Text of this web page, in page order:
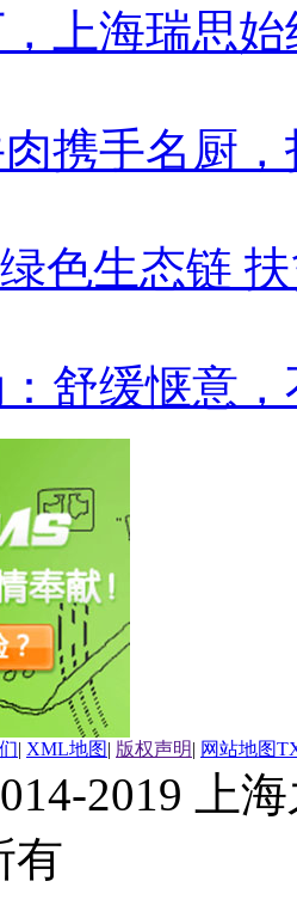
上海瑞思
携手名厨
色生态链
舒缓惬意
| XML地图| 版权声明| 网站地图
2019 上
有